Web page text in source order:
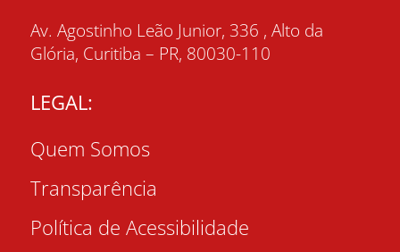
Av. Agostinho Leão Junior, 336 , Alto da
Glória, Curitiba – PR, 80030-110
LEGAL:
Quem Somos
Transparência
Política de Acessibilidade